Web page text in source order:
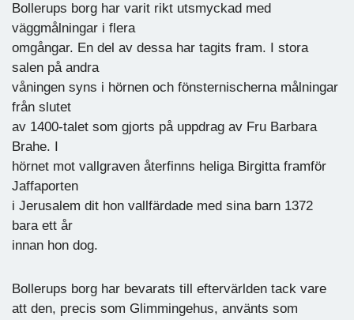
Bollerups borg har varit rikt utsmyckad med
väggmålningar i flera
omgångar. En del av dessa har tagits fram. I stora
salen på andra
våningen syns i hörnen och fönsternischerna målningar
från slutet
av 1400-talet som gjorts på uppdrag av Fru Barbara
Brahe. I
hörnet mot vallgraven återfinns heliga Birgitta framför
Jaffaporten
i Jerusalem dit hon vallfärdade med sina barn 1372
bara ett år
innan hon dog.
Bollerups borg har bevarats till eftervärlden tack vare
att den, precis som Glimmingehus, använts som